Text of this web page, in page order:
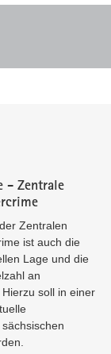
- Zentrale
Zentralen
ist auch die
Lage und die
an
soll in einer